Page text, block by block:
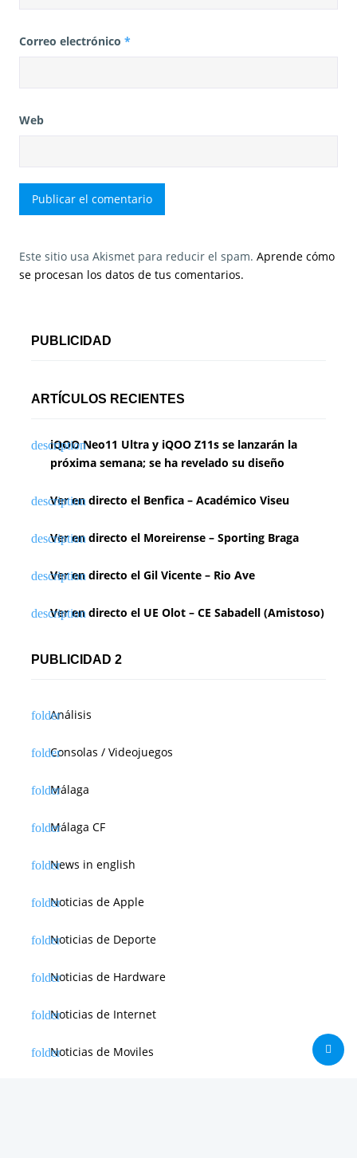
Correo electrónico *
Web
Este sitio usa Akismet para reducir el spam. Aprende cómo
se procesan los datos de tus comentarios.
PUBLICIDAD
ARTÍCULOS RECIENTES
iQOO Neo11 Ultra y iQOO Z11s se lanzarán la
próxima semana; se ha revelado su diseño
Ver en directo el Benfica – Académico Viseu
Ver en directo el Moreirense – Sporting Braga
Ver en directo el Gil Vicente – Rio Ave
Ver en directo el UE Olot – CE Sabadell (Amistoso)
PUBLICIDAD 2
Análisis
Consolas / Videojuegos
Málaga
Málaga CF
News in english
Noticias de Apple
Noticias de Deporte
Noticias de Hardware
Noticias de Internet
Noticias de Moviles